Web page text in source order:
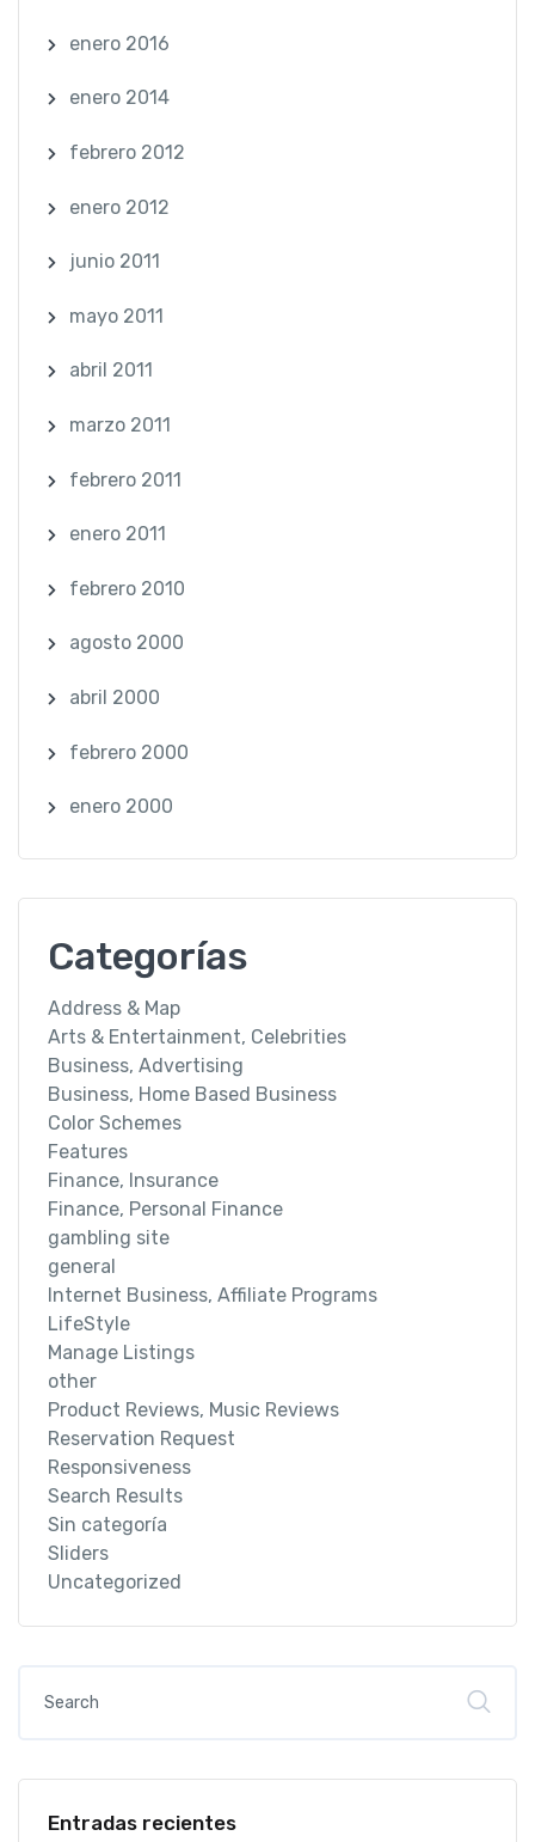
enero 2016
enero 2014
febrero 2012
enero 2012
junio 2011
mayo 2011
abril 2011
marzo 2011
febrero 2011
enero 2011
febrero 2010
agosto 2000
abril 2000
febrero 2000
enero 2000
Categorías
Address & Map
Arts & Entertainment, Celebrities
Business, Advertising
Business, Home Based Business
Color Schemes
Features
Finance, Insurance
Finance, Personal Finance
gambling site
general
Internet Business, Affiliate Programs
LifeStyle
Manage Listings
other
Product Reviews, Music Reviews
Reservation Request
Responsiveness
Search Results
Sin categoría
Sliders
Uncategorized
Entradas recientes